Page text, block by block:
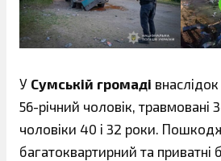
У Сумській громаді
56-річний чоловік, травмовані
чоловіки 40 і 32 роки.
багатоквартирний та приватні